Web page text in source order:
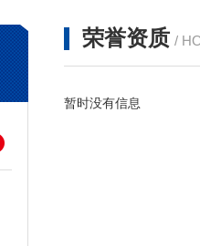
荣誉资质 /
暂时没有信息